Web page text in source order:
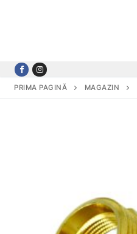
PRIMA PAGINĂ MAGAZIN